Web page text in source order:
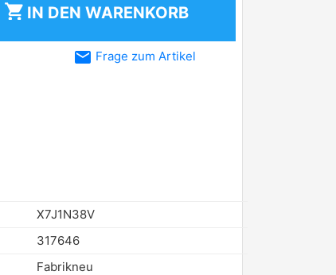
shopping_cart IN DEN WARENKORB
email Frage zum Artikel
X7J1N38V
317646
Fabrikneu